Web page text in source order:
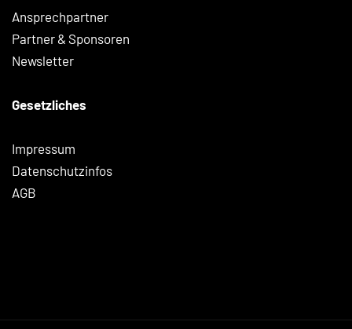
Ansprechpartner
Partner & Sponsoren
Newsletter
Gesetzliches
Impressum
Datenschutzinfos
AGB